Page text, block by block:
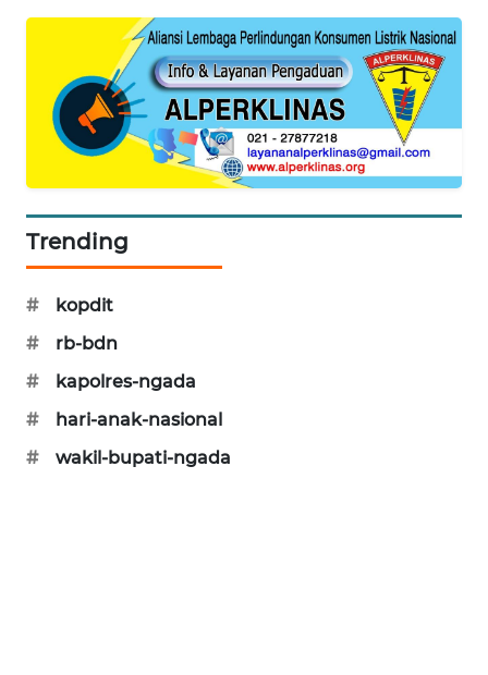
Trending
#
kopdit
#
rb-bdn
#
kapolres-ngada
#
hari-anak-nasional
#
wakil-bupati-ngada
HUMBANG
NEWS
NEWS
ID
ENERGI
NEWS
CILEUNGSI